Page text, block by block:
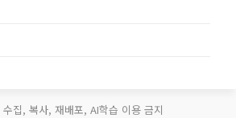
집, 복사, 재배포, AI학습 이용 금지